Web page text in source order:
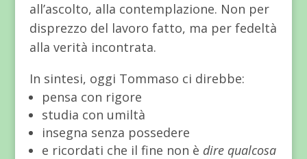
all’ascolto, alla contemplazione. Non per
disprezzo del lavoro fatto, ma per fedeltà
alla verità incontrata.
In sintesi, oggi Tommaso ci direbbe:
pensa con rigore
studia con umiltà
insegna senza possedere
e ricordati che il fine non è dire qualcosa